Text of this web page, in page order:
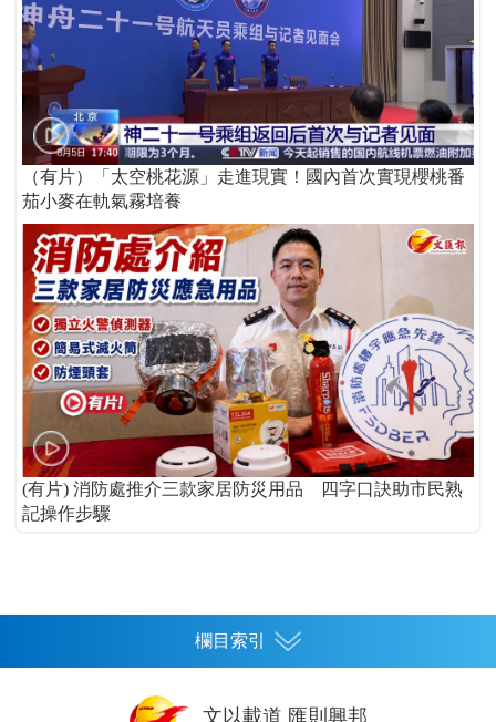
（有片）「太空桃花源」走進現實！國內首次實現櫻桃番
茄小麥在軌氣霧培養
(有片) 消防處推介三款家居防災用品 四字口訣助市民熟
記操作步驟
欄目索引
文以載道 匯則興邦